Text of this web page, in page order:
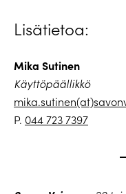
Lisätietoa:
Mika Sutinen
Käyttöpäällikkö
P. 044 723 7397